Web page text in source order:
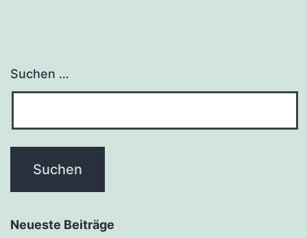
Suchen …
Neueste Beiträge